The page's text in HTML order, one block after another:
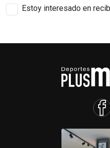
Estoy interesado en